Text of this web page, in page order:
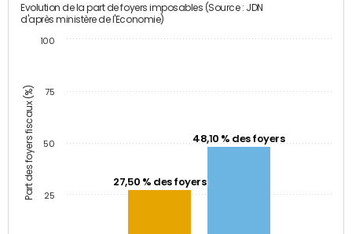
Part des foyers fiscaux (%)
Evolution de la part de foyers imposables (Source : JDN
d'après ministère de l'Economie)
27,50 % des foyers
48,10 % des foyers
25
50
75
100